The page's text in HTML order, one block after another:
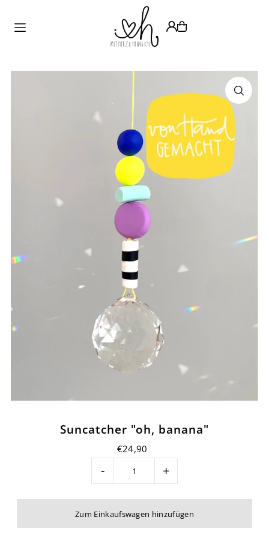
Translation missing: de.accessibility.skip_to_text
Suncatcher "oh, banana"
€24,90
- +